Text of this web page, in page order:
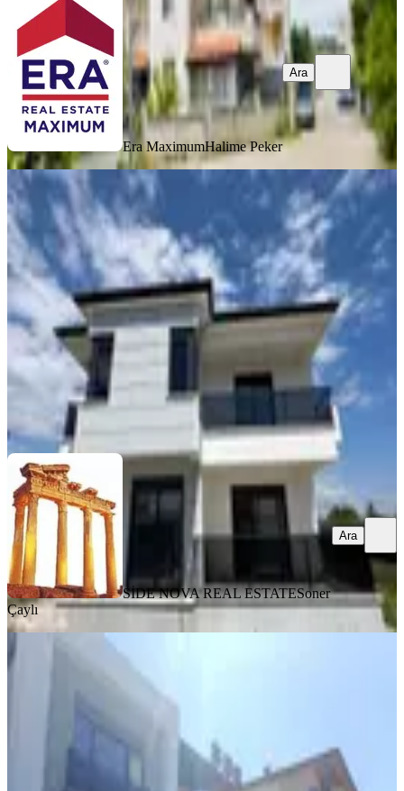
Era MaximumHalime Peker
Ara
SIFIR BİNA
Manavgat Hatipler'de Satılık 3+1
Villa
Manavgat, Hatipler Mahallesi
3+1
·220 m²·08.07.2026
18.500.000 ₺
SİDE NOVA REAL ESTATESoner Çaylı
Ara
SİDE NOVA REAL ESTATESoner
Çaylı
Ara
Manavgat Hatiplar Satılık Havuzlu
Müstakil Villa
7+1
240 m²· 02.07.2026
27.000.000 ₺